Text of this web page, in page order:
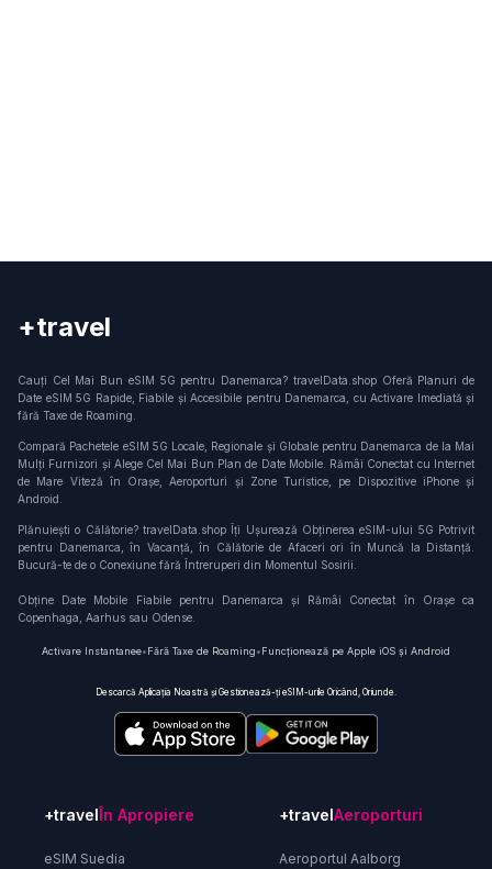
+travel
Cauți Cel Mai Bun eSIM 5G pentru Danemarca? travelData.shop Oferă Planuri de
Date eSIM 5G Rapide, Fiabile și Accesibile pentru Danemarca, cu Activare Imediată și
fără Taxe de Roaming.
Compară Pachetele eSIM 5G Locale, Regionale și Globale pentru Danemarca de la Mai
Mulți Furnizori și Alege Cel Mai Bun Plan de Date Mobile. Rămâi Conectat cu Internet
de Mare Viteză în Orașe, Aeroporturi și Zone Turistice, pe Dispozitive iPhone și
Android.
Plănuiești o Călătorie? travelData.shop Îți Ușurează Obținerea eSIM-ului 5G Potrivit
pentru Danemarca, în Vacanță, în Călătorie de Afaceri ori în Muncă la Distanță.
Bucură-te de o Conexiune fără Întreruperi din Momentul Sosirii.
Obține Date Mobile Fiabile pentru Danemarca și Rămâi Conectat în Orașe ca
Copenhaga, Aarhus sau Odense.
Activare Instantanee•Fără Taxe de Roaming•Funcționează pe Apple iOS și Android
Descarcă Aplicația Noastră și Gestionează-ți eSIM-urile Oricând, Oriunde.
+travelÎn Apropiere
eSIM Suedia
+travelAeroporturi
Aeroportul Aalborg